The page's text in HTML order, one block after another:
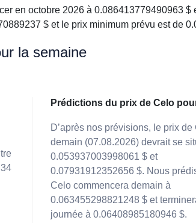
en octobre 2026 à 0.086413779490963
$ et le prix minimum prévu est de
la semaine
Prédictions du prix de Celo
D’après nos prévisions, le prix de
demain (07.08.2026) devrait se
0.053937003998061 $ et
0.07931912352656 $. Nous
Celo commencera demain à
0.063455298821248 $ et
journée à 0.06408985180946 $.